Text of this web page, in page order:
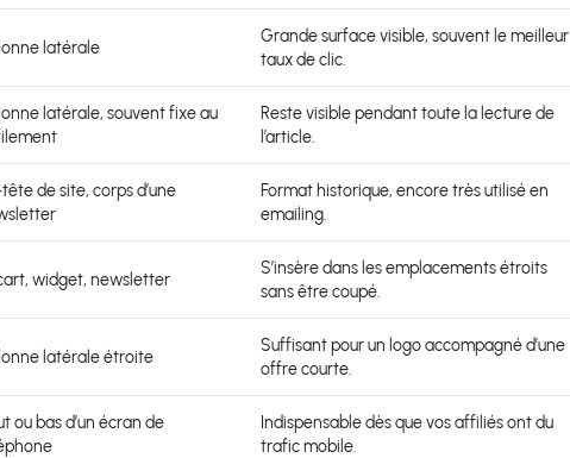
latérale
Grande surface visible, souvent le meilleur
taux de clic.
latérale, souvent fixe au
Reste visible pendant toute la lecture de
l’article.
de site, corps d’une
Format historique, encore très utilisé en
emailing.
widget, newsletter
S’insère dans les emplacements étroits
sans être coupé.
latérale étroite
Suffisant pour un logo accompagné d’une
offre courte.
ou bas d’un écran de
Indispensable dès que vos affiliés ont du
trafic mobile.